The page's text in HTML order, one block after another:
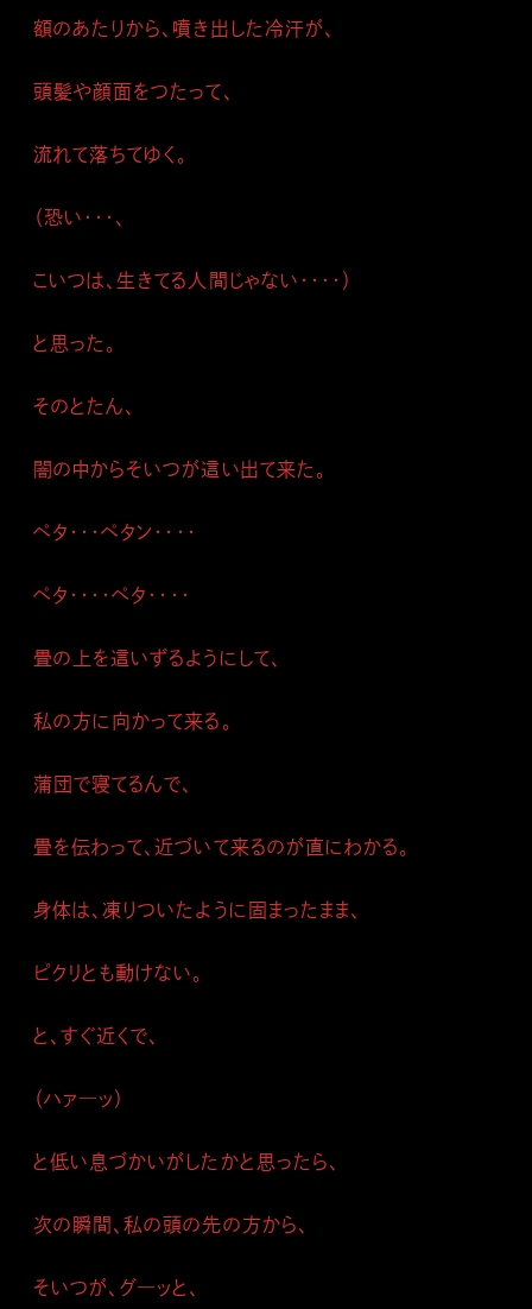
額のあたりから、噴き出した冷汗が、
頭髪や顔面をつたって、
流れて落ちてゆく。
（恐い・・・、
こいつは、生きてる人間じゃない・・・・）
と思った。
そのとたん、
闇の中からそいつが這い出て来た。
ペタ・・・ペタン・・・・
ペタ・・・・ペタ・・・・
畳の上を這いずるようにして、
私の方に向かって来る。
蒲団で寝てるんで、
畳を伝わって、近づいて来るのが直にわかる。
身体は、凍りついたように固まったまま、
ピクリとも動けない。
と、すぐ近くで、
（ハァ―ッ）
と低い息づかいがしたかと思ったら、
次の瞬間、私の頭の先の方から、
そいつが、グ―ッと、